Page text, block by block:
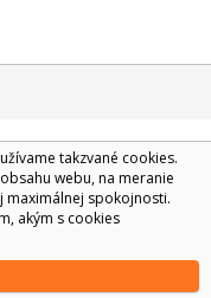
takzvané cookies.
webu, na meranie
maximálnej spokojnosti.
akým s cookies